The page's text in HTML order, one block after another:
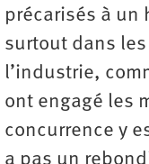
précarisés à un
surtout dans
l’industrie,
ont engagé les
concurrence y
a pas un